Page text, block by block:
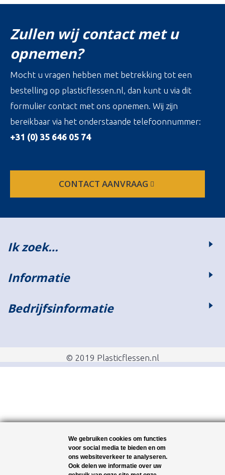
Zullen wij contact met u
opnemen?
Mocht u vragen hebben met betrekking tot een
bestelling op plasticflessen.nl, dan kunt u via dit
formulier contact met ons opnemen. Wij zijn
bereikbaar via het onderstaande telefoonnummer:
+31 (0) 35 646 05 74
CONTACT AANVRAAG
Ik zoek…
Informatie
Bedrijfsinformatie
© 2019 Plasticflessen.nl
We gebruiken cookies om functies
voor social media te bieden en om
ons websiteverkeer te analyseren.
Ook delen we informatie over uw